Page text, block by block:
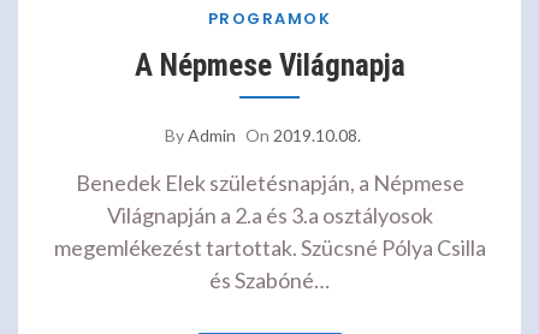
PROGRAMOK
A Népmese Világnapja
ByAdmin On 2019.10.08.
Benedek Elek születésnapján, a Népmese
Világnapján a 2.a és 3.a osztályosok
megemlékezést tartottak. Szücsné Pólya Csilla
és Szabóné…